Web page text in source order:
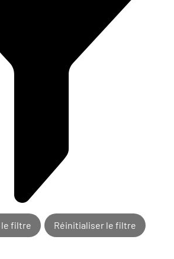
le filtre Réinitialiser le filtre